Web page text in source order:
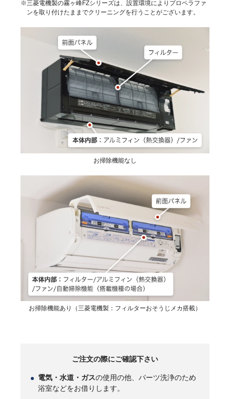
※三菱電機製の霧ヶ峰FZシリーズは、設置環境によりプロペラファ
ンを取り付けたままでクリーニングを行うことがございます。
お掃除機能なし
お掃除機能あり（三菱電機製：フィルターおそうじメカ搭載）
ご注文の際にご確認下さい
電気・水道・ガスの使用の他、パーツ洗浄のため
浴室などをお借りします。